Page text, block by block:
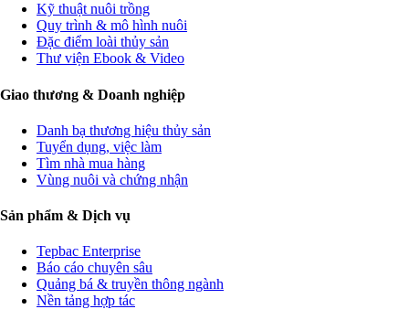
Kỹ thuật nuôi trồng
Quy trình & mô hình nuôi
Đặc điểm loài thủy sản
Thư viện Ebook & Video
Giao thương & Doanh nghiệp
Danh bạ thương hiệu thủy sản
Tuyển dụng, việc làm
Tìm nhà mua hàng
Vùng nuôi và chứng nhận
Sản phẩm & Dịch vụ
Tepbac Enterprise
Báo cáo chuyên sâu
Quảng bá & truyền thông ngành
Nền tảng hợp tác